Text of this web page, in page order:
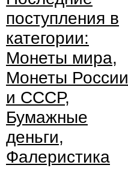
поступления в
категории:
Монеты мира,
Монеты России
и СССР,
Бумажные
деньги,
Фалеристика